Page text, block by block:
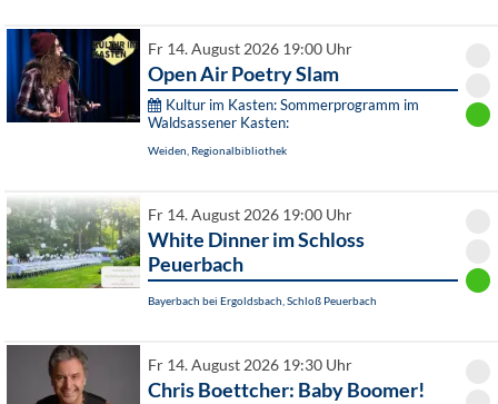
Fr 14. August 2026 19:00 Uhr
Open Air Poetry Slam
Kultur im Kasten: Sommerprogramm im
Waldsassener Kasten:
Weiden, Regionalbibliothek
Fr 14. August 2026 19:00 Uhr
White Dinner im Schloss
Peuerbach
Bayerbach bei Ergoldsbach, Schloß Peuerbach
Fr 14. August 2026 19:30 Uhr
Chris Boettcher: Baby Boomer!